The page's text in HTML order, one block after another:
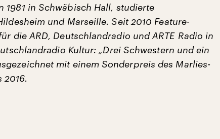
1981 in Schwäbisch Hall, studierte
und Marseille. Seit 2010 Feature-
die ARD, Deutschlandradio und ARTE Radio in
Kultur: „Drei Schwestern und ein
mit einem Sonderpreis des Marlies-
2016.